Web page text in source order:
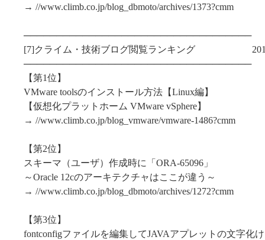
→ //www.climb.co.jp/blog_dbmoto/archives/1373?cmm
───────────────────────────────────
[7]クライム・技術ブログ閲覧ランキング 2013/
───────────────────────────────────
【第1位】
VMware toolsのインストール方法【Linux編】
【仮想化プラットホーム VMware vSphere】
→ //www.climb.co.jp/blog_vmware/vmware-1486?cmm
【第2位】
スキーマ（ユーザ）作成時に「ORA-65096」
～Oracle 12cのアーキテクチャはここが違う～
→ //www.climb.co.jp/blog_dbmoto/archives/1272?cmm
【第3位】
fontconfigファイルを編集してJAVAアプレットの文字化